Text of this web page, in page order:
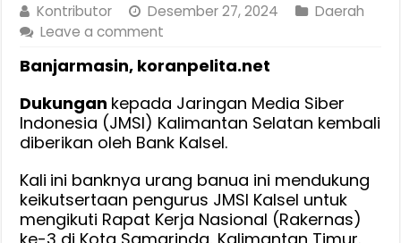
Kontributor Desember 27, 2024
Daerah
Leave a comment
Banjarmasin, koranpelita.net
Dukungan kepada Jaringan Media Siber
Indonesia (JMSI) Kalimantan Selatan kembali
diberikan oleh Bank Kalsel.
Kali ini banknya urang banua ini mendukung
keikutsertaan pengurus JMSI Kalsel untuk
mengikuti Rapat Kerja Nasional (Rakernas)